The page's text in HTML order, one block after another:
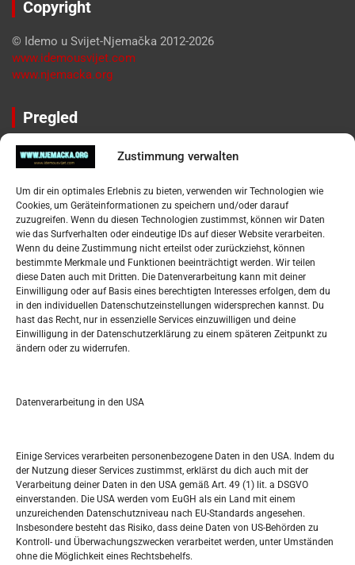
Zustimmung verwalten
Um dir ein optimales Erlebnis zu bieten, verwenden wir Technologien wie
Cookies, um Geräteinformationen zu speichern und/oder darauf
zuzugreifen. Wenn du diesen Technologien zustimmst, können wir Daten
wie das Surfverhalten oder eindeutige IDs auf dieser Website verarbeiten.
Wenn du deine Zustimmung nicht erteilst oder zurückziehst, können
bestimmte Merkmale und Funktionen beeinträchtigt werden. Wir teilen
diese Daten auch mit Dritten. Die Datenverarbeitung kann mit deiner
Einwilligung oder auf Basis eines berechtigten Interesses erfolgen, dem du
in den individuellen Datenschutzeinstellungen widersprechen kannst. Du
hast das Recht, nur in essenzielle Services einzuwilligen und deine
Einwilligung in der Datenschutzerklärung zu einem späteren Zeitpunkt zu
ändern oder zu widerrufen.
Datenverarbeitung in den USA
Einige Services verarbeiten personenbezogene Daten in den USA. Indem du
der Nutzung dieser Services zustimmst, erklärst du dich auch mit der
Verarbeitung deiner Daten in den USA gemäß Art. 49 (1) lit. a DSGVO
einverstanden. Die USA werden vom EuGH als ein Land mit einem
unzureichenden Datenschutzniveau nach EU-Standards angesehen.
Insbesondere besteht das Risiko, dass deine Daten von US-Behörden zu
Kontroll- und Überwachungszwecken verarbeitet werden, unter Umständen
ohne die Möglichkeit eines Rechtsbehelfs.
Copyright
© Idemo u Svijet-Njemačka 2012-2026
www.idemousvijet.com
www.njemacka.org
Pregled
Impressum
Datenschutzerklärung
Widerufsbelehrung
Oglašavanje / Postavite svoj oglas
Tko je “Idemo u Svijet – Njemačka?
Pretražite stranicu:
S
e
a
h
M D M D F S S
2 3 4 5 6 7
9 10 11 12 13 14 15